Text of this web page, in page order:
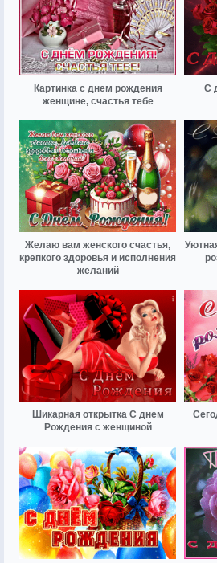
Картинка с днем рождения
женщине, счастья тебе
С
Желаю вам женского счастья,
крепкого здоровья и исполнения
желаний
Шикарная открытка С днем
Рождения с женщиной